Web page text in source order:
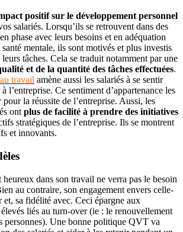
positif sur le développement personnel
salariés. Lorsqu’ils se retrouvent dans des
phase avec leurs besoins et en adéquation
mentale, ils sont motivés et plus investis
tâches. Cela se traduit notamment par une
et de la quantité des tâches effectuées.
travail amène aussi les salariés à se sentir
l’entreprise. Ce sentiment d’appartenance les
pour la réussite de l’entreprise. Aussi, les
ont plus de facilité à prendre des initiatives
stratégiques de l’entreprise. Ils se montrent
et innovants.
dans son travail ne verra pas le besoin
au contraire, son engagement envers celle-
et, sa fidélité avec. Ceci épargne aux
liés au turn-over (ie : le renouvellement
personnes). Une bonne politique QVT va